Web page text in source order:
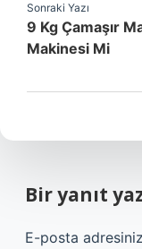
Sonraki Yazı
9 Kg Çamaşır
Makinesi Mi
Bir yanıt
E-posta